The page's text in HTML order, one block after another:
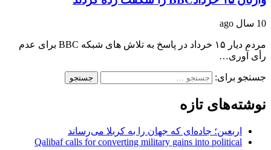
10 سال ago
مردم دیار ۱۵ خرداد در پاسخ به تلاش های شبکه BBC برای عدم
رأی آوری…
جستجو برای:
نوشته‌های تازه
اربعین؛ جاده‌ای که جهان را به کربلا می‌رساند
Qalibaf calls for converting military gains into political